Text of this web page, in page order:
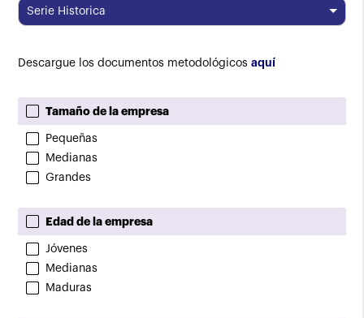
Serie Historica
Descargue los documentos metodológicosaquí
Tamaño de la empresa
Pequeñas
Medianas
Grandes
Edad de la empresa
Jóvenes
Medianas
Maduras